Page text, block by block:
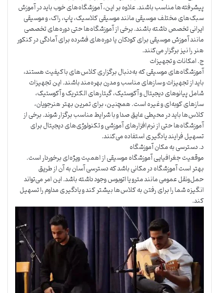
پیشرفته‌ها مناسب باشند. علاوه بر این، آموزشگاه‌های خوب باید در آموزش
سبک‌های مختلف موسیقی مانند موسیقی کلاسیک، پاپ، راک، و موسیقی
ایرانی تخصص داشته باشند. برخی از آموزشگاه‌ها حتی دوره‌های تخصصی
مانند آموزش موسیقی برای کودکان یا دوره‌های فشرده برای آمادگی در کنکور
هنر را نیز برگزار می‌کنند.
ج. امکانات و تجهیزات
آموزشگاه‌های موسیقی که به‌دنبال برگزاری کلاس‌های باکیفیت هستند،
باید از تجهیزات و سازهای مناسب و مدرن بهره‌مند باشند. این تجهیزات
شامل پیانوهای دیجیتال و آکوستیک، گیتارهای الکتریک و آکوستیک،
سازهای کوبه‌ای و غیره است. همچنین، برای تمرین بهتر هنرجویان،
کلاس‌ها باید در محیطی عایق صدا و با شرایط مناسب برگزار شوند. برخی از
آموزشگاه‌ها حتی از نرم‌افزارهای آموزشی و تکنولوژی‌های دیجیتال برای
تسهیل فرایند یادگیری استفاده می‌کنند.
د. دسترسی به مکان آموزشگاه
موقعیت جغرافیایی آموزشگاه موسیقی از اهمیت ویژه‌ای برخوردار است.
بهتر است آموزشگاه در مکانی باشد که دسترسی آسان به آن از طریق
حمل‌ونقل عمومی مانند مترو یا اتوبوس وجود داشته باشد. این امر می‌تواند
انگیزه شما را برای رفتن به کلاس‌ها بیشتر کند و یادگیری مداوم را تسهیل
کند.